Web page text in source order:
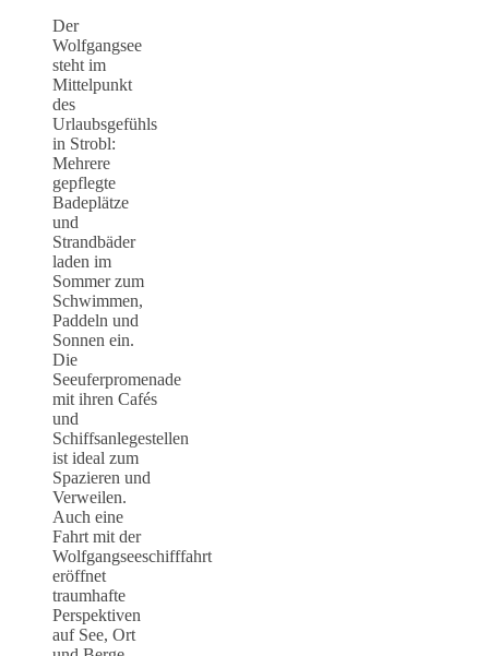
Der
Wolfgangsee
steht im
Mittelpunkt
des
Urlaubsgefühls
in Strobl:
Mehrere
gepflegte
Badeplätze
und
Strandbäder
laden im
Sommer zum
Schwimmen,
Paddeln und
Sonnen ein.
Die
Seeuferpromenade
mit ihren Cafés
und
Schiffsanlegestellen
ist ideal zum
Spazieren und
Verweilen.
Auch eine
Fahrt mit der
Wolfgangseeschifffahrt
eröffnet
traumhafte
Perspektiven
auf See, Ort